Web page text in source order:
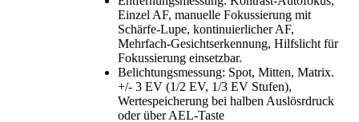
Einzel AF, manuelle Fokussierung mit
Schärfe-Lupe, kontinuierlicher AF,
Mehrfach-Gesichtserkennung, Hilfslicht für
Fokussierung einsetzbar.
Belichtungsmessung: Spot, Mitten, Matrix.
+/- 3 EV (1/2 EV, 1/3 EV Stufen),
Wertespeicherung bei halben Auslösrdruck
oder über AEL-Taste